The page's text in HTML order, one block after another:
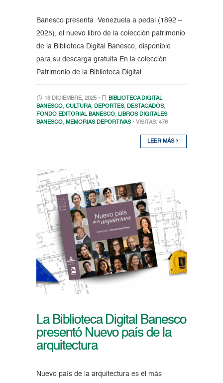
Banesco presenta Venezuela a pedal (1892 –
2025), el nuevo libro de la colección patrimonio
de la Biblioteca Digital Banesco, disponible
para su descarga gratuita En la colección
Patrimonio de la Biblioteca Digital
18 DICIEMBRE, 2025 •
BIBLIOTECA DIGITAL
BANESCO, CULTURA, DEPORTES, DESTACADOS,
FONDO EDITORIAL BANESCO, LIBROS DIGITALES
BANESCO, MEMORIAS DEPORTIVAS • VISITAS: 476
LEER MÁS
La Biblioteca Digital Banesco
presentó Nuevo país de la
arquitectura
Nuevo país de la arquitectura es el más